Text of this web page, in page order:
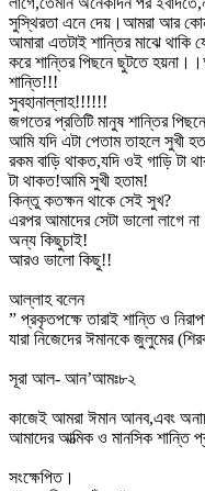
সুস্থিরতা এনে দেয়।আমরা আর কোন
আমারা এতটাই শান্তির মাঝে থাকি
করে শান্তির পিছনে ছুটতে
শান্তি!!!
সুবহানাল্লাহ!!!!!!
জগতের প্রতিটি মানুষ শান্তির
আমি যদি এটা পেতাম তাহলে সুখী
রকম বাড়ি থাকত,যদি ওই গাড়ি টা
টা থাকত!আমি সুখী হতাম!
কিন্তু কতক্ষন থাকে সেই সুখ?
এরপর আমাদের সেটা ভালো লাগে
অন্য কিছুচাই!
আরও ভালো কিছু!!
আল্লাহ বলেন
” প্রকৃতপক্ষে তারাই শান্তি ও
যারা নিজেদের ঈমানকে জুলুমের
সূরা আল- আন’আমঃ৮২
কাজেই আমরা ঈমান আনব,এবং
আমাদের আত্মিক ও মানসিক শান্তি
সংক্ষেপিত।